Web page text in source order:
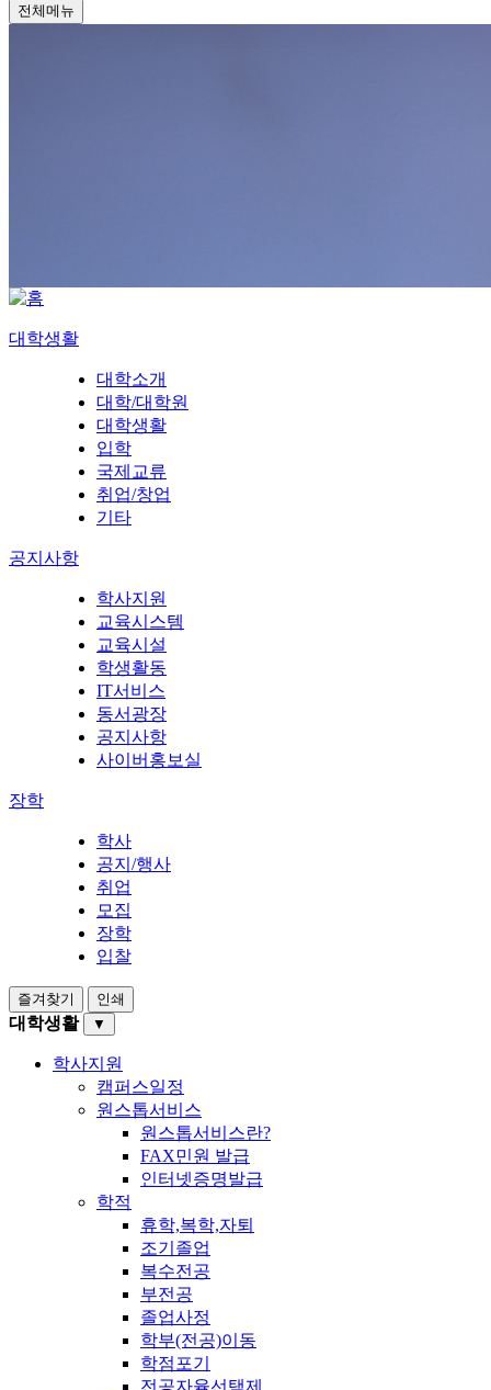
전체메뉴
대학생활
대학소개
대학/대학원
대학생활
입학
국제교류
취업/창업
기타
공지사항
학사지원
교육시스템
교육시설
학생활동
IT서비스
동서광장
공지사항
사이버홍보실
장학
학사
공지/행사
취업
모집
장학
입찰
즐겨찾기 인쇄
대학생활 ▼
학사지원
캠퍼스일정
원스톱서비스
원스톱서비스란?
FAX민원 발급
인터넷증명발급
학적
휴학,복학,자퇴
조기졸업
복수전공
부전공
졸업사정
학부(전공)이동
학점포기
전공자율선택제